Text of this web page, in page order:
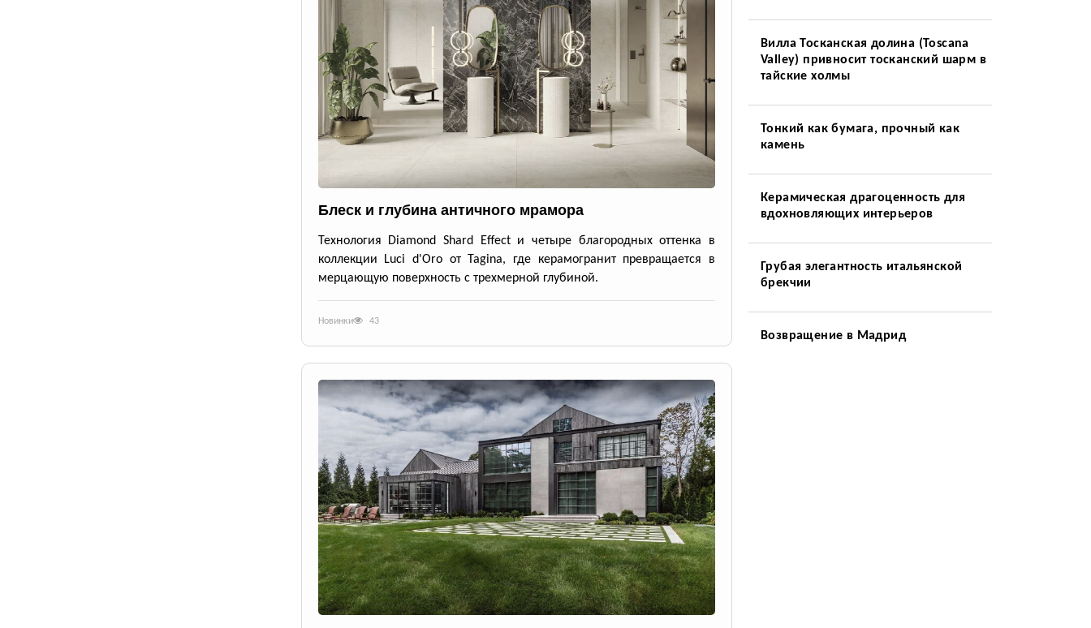
Блеск и глубина античного мрамора
Технология Diamond Shard Effect и четыре благородных оттенка в
коллекции Luci d'Oro от Tagina, где керамогранит превращается в
мерцающую поверхность с трехмерной глубиной.
Новинки 43
Вилла Тосканская долина (Toscana
Valley) привносит тосканский шарм в
тайские холмы
Тонкий как бумага, прочный как
камень
Керамическая драгоценность для
вдохновляющих интерьеров
Грубая элегантность итальянской
брекчии
Возвращение в Мадрид